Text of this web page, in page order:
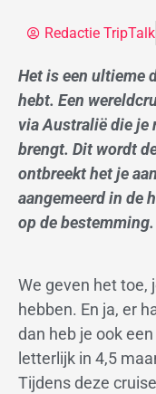
Redactie TripTalk
Het is een ultieme
hebt. Een
via Australië die je
brengt. Dit wordt
ontbreekt het je
aangemeerd in de
op de bestemming.
We geven het toe,
hebben. En ja, er
dan heb je ook
letterlijk in 4,5
Tijdens deze